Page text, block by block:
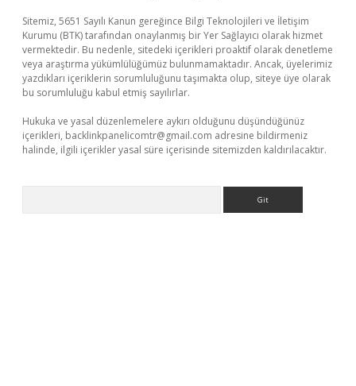
Sitemiz, 5651 Sayılı Kanun gereğince Bilgi Teknolojileri ve İletişim
Kurumu (BTK) tarafından onaylanmış bir Yer Sağlayıcı olarak hizmet
vermektedir. Bu nedenle, sitedeki içerikleri proaktif olarak denetleme
veya araştırma yükümlülüğümüz bulunmamaktadır. Ancak, üyelerimiz
yazdıkları içeriklerin sorumluluğunu taşımakta olup, siteye üye olarak
bu sorumluluğu kabul etmiş sayılırlar.
Hukuka ve yasal düzenlemelere aykırı olduğunu düşündüğünüz
içerikleri, backlinkpanelicomtr@gmail.com adresine bildirmeniz
halinde, ilgili içerikler yasal süre içerisinde sitemizden kaldırılacaktır.